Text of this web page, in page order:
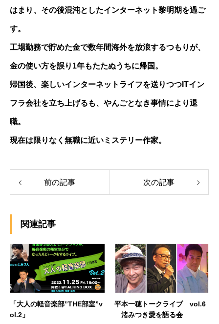
はまり、その後混沌としたインターネット黎明期を過ご
す。
工場勤務で貯めた金で数年間海外を放浪するつもりが、
金の使い方を誤り1年もたたぬうちに帰国。
帰国後、楽しいインターネットライフを送りつつITイン
フラ会社を立ち上げるも、やんごとなき事情により退
職。
現在は限りなく無職に近いミステリー作家。
前の記事 次の記事
関連記事
「大人の軽音楽部”THE部室”v
ol.2」
平本一穂トークライブ vol.6
渚みつき愛を語る会